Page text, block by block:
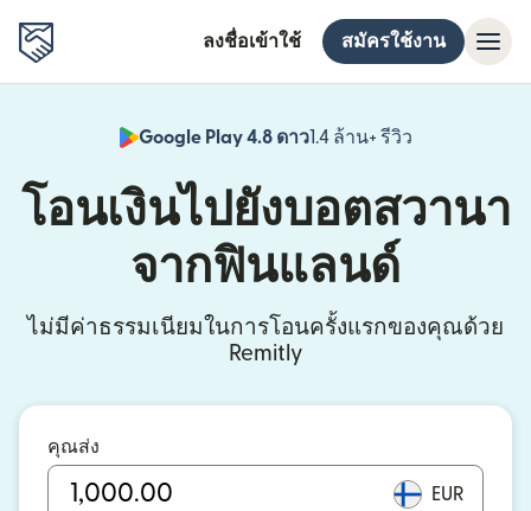
ลงชื่อเข้าใช้ สมัครใช้งาน
Google Play 4.8 ดาว1.4 ล้าน+ รีวิว
(เปิดในหน้าต่
โอนเงินไปยังบอตสวานา
จากฟินแลนด์
ไม่มีค่าธรรมเนียมในการโอนครั้งแรกของคุณด้วย
Remitly
คุณส่ง
EUR